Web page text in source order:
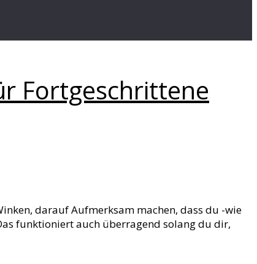
Fortgeschrittene
darauf Aufmerksam machen, dass du -wie
funktioniert auch überragend solang du dir,